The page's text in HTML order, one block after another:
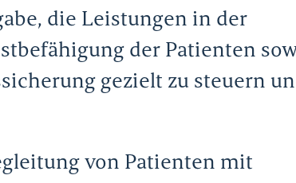
die Leistungen in der
der Patienten
gezielt zu steuern
von Patienten mit